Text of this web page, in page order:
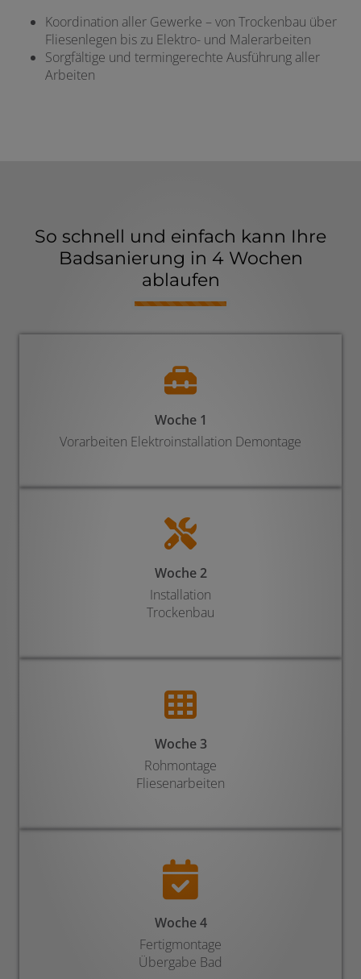
Koordination aller Gewerke – von Trockenbau über
Fliesenlegen bis zu Elektro- und Malerarbeiten
Sorgfältige und termingerechte Ausführung aller
Arbeiten
So schnell und einfach kann Ihre
Badsanierung in 4 Wochen
ablaufen
Woche 1
Vorarbeiten Elektroinstallation Demontage
Woche 2
Installation
Trockenbau
Woche 3
Rohmontage
Fliesenarbeiten
Woche 4
Fertigmontage
Übergabe Bad